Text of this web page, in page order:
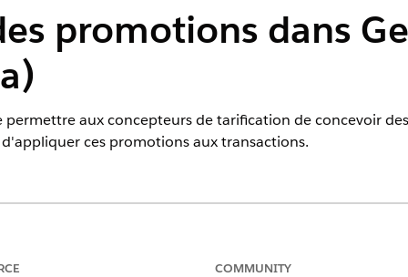
promotions dans
aux concepteurs de tarification de concevoir
ces promotions aux transactions.
complémentaire Gestion globale des promotions Basic ou
COMMUNITY